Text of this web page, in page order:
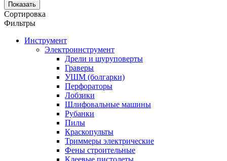
Сортировка
Фильтры
Инструмент
Электроинструмент
Дрели и шуруповерты
Граверы
УШМ (болгарки)
Перфораторы
Лобзики
Шлифовальные машины
Рубанки
Пилы
Краскопульты
Триммеры электрические
Фены строительные
Клеевые пистолеты